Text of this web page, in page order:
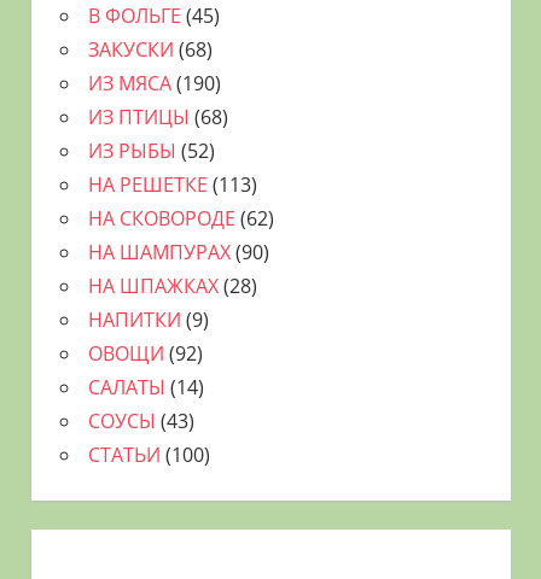
В ФОЛЬГЕ (45)
ЗАКУСКИ (68)
ИЗ МЯСА(190)
ИЗ ПТИЦЫ (68)
ИЗ РЫБЫ (52)
НА РЕШЕТКЕ (113)
НА СКОВОРОДЕ (62)
НА ШАМПУРАХ(90)
НА ШПАЖКАХ(28)
НАПИТКИ (9)
ОВОЩИ (92)
САЛАТЫ (14)
СОУСЫ (43)
СТАТЬИ (100)